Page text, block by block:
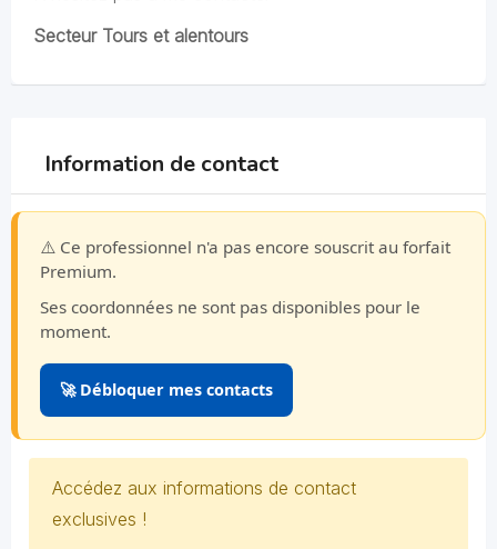
Secteur Tours et alentours
Information de contact
⚠️ Ce professionnel n'a pas encore souscrit au forfait
Premium.
Ses coordonnées ne sont pas disponibles pour le
moment.
🚀 Débloquer mes contacts
Accédez aux informations de contact
exclusives !